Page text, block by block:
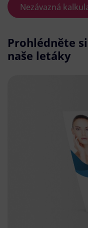
Nezávazná
Prohlédněte si
naše letáky